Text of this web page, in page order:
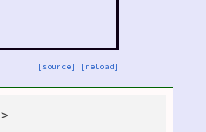
[source] [reload]